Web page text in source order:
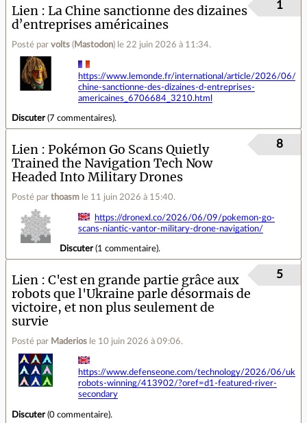
Lien
La Chine sanctionne des dizaines
d’entreprises américaines
Posté par volts ( Mastodon) le 22 juin 2026 à 11:34.
1
https://www.lemonde.fr/international/article/2026/06/
chine-sanctionne-des-dizaines-d-entreprises-
americaines_6706684_3210.html
Discuter(7 commentaires).
Lien
Pokémon Go Scans Quietly
Trained the Navigation Tech Now
Headed Into Military Drones
Posté par thoasm le 11 juin 2026 à 15:40.
8
https://dronexl.co/2026/06/09/pokemon-go-
scans-niantic-vantor-military-drone-navigation/
Discuter(1 commentaire).
Lien
C'est en grande partie grâce aux
robots que l'Ukraine parle désormais de
victoire, et non plus seulement de
survie
Posté par Maderios le 10 juin 2026 à 09:06.
5
https://www.defenseone.com/technology/2026/06/
robots-winning/413902/?oref=d1-featured-river-
secondary
Discuter(0 commentaire).